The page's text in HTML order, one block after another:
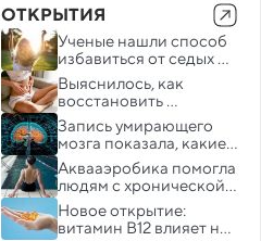
ОТКРЫТИЯ
Ученые нашли способ
избавиться от седых
волос
Выяснилось, как
восстановить
кишечник после
приема антибиотиков
Запись умирающего
мозга показала, какие
мысли приходят в
последние минуты
Аквааэробика помогла
людям с хронической
болью в пояснице —
эксперимент
Новое открытие:
витамин B12 влияет на